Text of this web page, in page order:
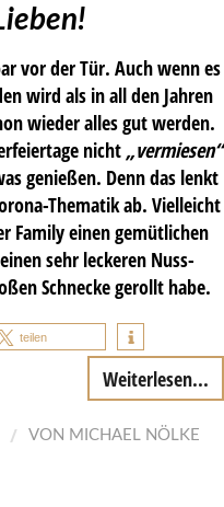
vor der Tür. Auch wenn es
wird als in all den Jahren
wieder alles gut werden.
nicht „vermiesen“
genießen. Denn das lenkt
Thematik ab. Vielleicht
Family einen gemütlichen
sehr leckeren Nuss-
Schnecke gerollt habe.
teilen
Weiterlesen...
/ VON MICHAEL NÖLKE